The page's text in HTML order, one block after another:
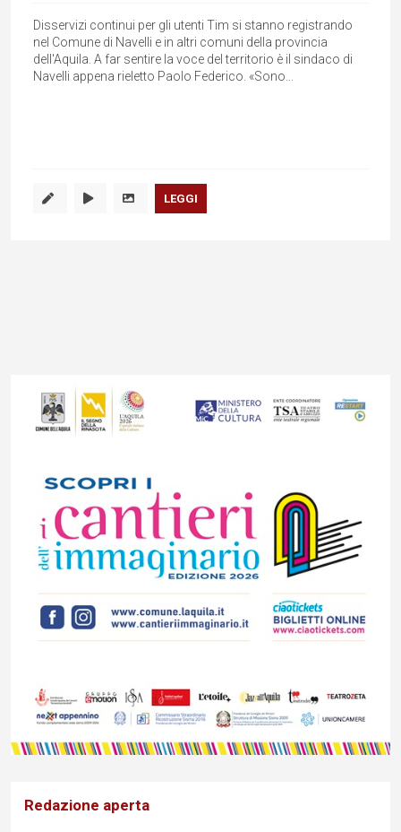
Disservizi continui per gli utenti Tim si stanno registrando
nel Comune di Navelli e in altri comuni della provincia
dell'Aquila. A far sentire la voce del territorio è il sindaco di
Navelli appena rieletto Paolo Federico. «Sono...
LEGGI
Redazione aperta